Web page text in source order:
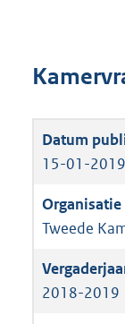
15-01-
Tweede
2018-2019